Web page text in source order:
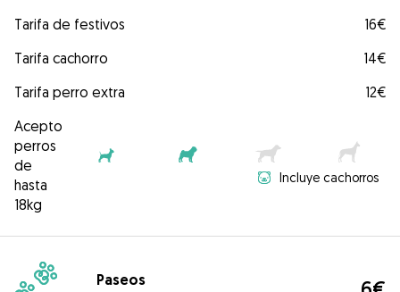
Tarifa de festivos
16€
Tarifa cachorro
14€
Tarifa perro extra
12€
Acepto
perros
de
hasta
18kg
Incluye cachorros
Paseos